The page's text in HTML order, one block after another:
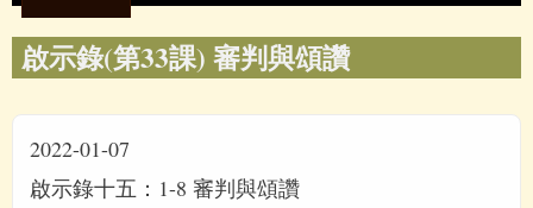
啟示錄(第33課) 審判與頌讚
2022-01-07
啟示錄十五：1-8 審判與頌讚